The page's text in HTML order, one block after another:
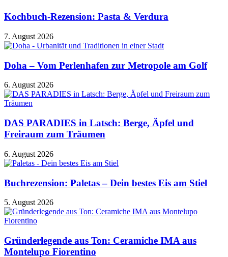
Kochbuch-Rezension: Pasta & Verdura
7. August 2026
Doha – Vom Perlenhafen zur Metropole am Golf
6. August 2026
DAS PARADIES in Latsch: Berge, Äpfel und
Freiraum zum Träumen
6. August 2026
Buchrezension: Paletas – Dein bestes Eis am Stiel
5. August 2026
Gründerlegende aus Ton: Ceramiche IMA aus
Montelupo Fiorentino